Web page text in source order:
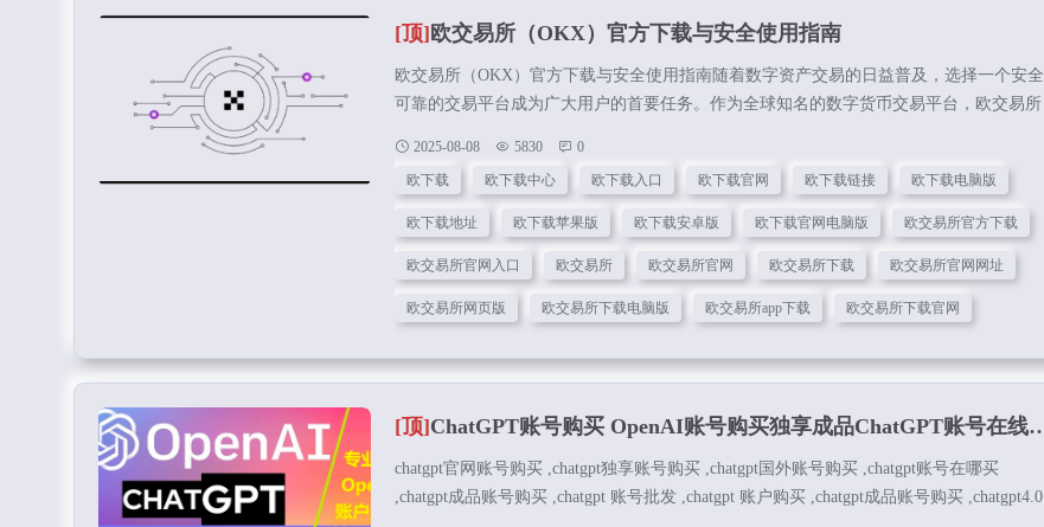
[顶] 欧交易所（OKX）官方下载与安全使用指南
欧交易所（OKX）官方下载与安全使用指南随着数字资产交易的日益普及，选择一个安全
可靠的交易平台成为广大用户的首要任务。作为全球知名的数字货币交易平台，欧交易所
版安装包，助您轻松管理数字资产。了解欧交易所安全吗及转到Web3钱包操作指南。 安卓
立即下载 苹果注册下载一、欧下载中心及官方下载入口想要体验欧交易所的专业交易服
务，首先需要从正规渠道进行下载。...
2025-08-08 5830
0
欧下载
欧下载中心 欧下载入口 欧下载官网 欧下载链接 欧下载电脑版
欧下载地址 欧下载苹果版 欧下载安卓版 欧下载官网电脑版 欧交易所官方下载
欧交易所官网入口 欧交易所 欧交易所官网 欧交易所下载 欧交易所官网网址
欧交易所网页版 欧交易所下载电脑版 欧交易所app下载 欧交易所下载官网
[顶]ChatGPT账号购买 OpenAI账号购买独享成品ChatGPT账号在线购买
chatgpt官网账号购买 ,chatgpt独享账号购买 ,chatgpt国外账号购买 ,chatgpt账号在哪买
,chatgpt成品账号购买 ,chatgpt 账号批发 ,chatgpt 账户购买 ,chatgpt成品账号购买 ,chatgpt4.0